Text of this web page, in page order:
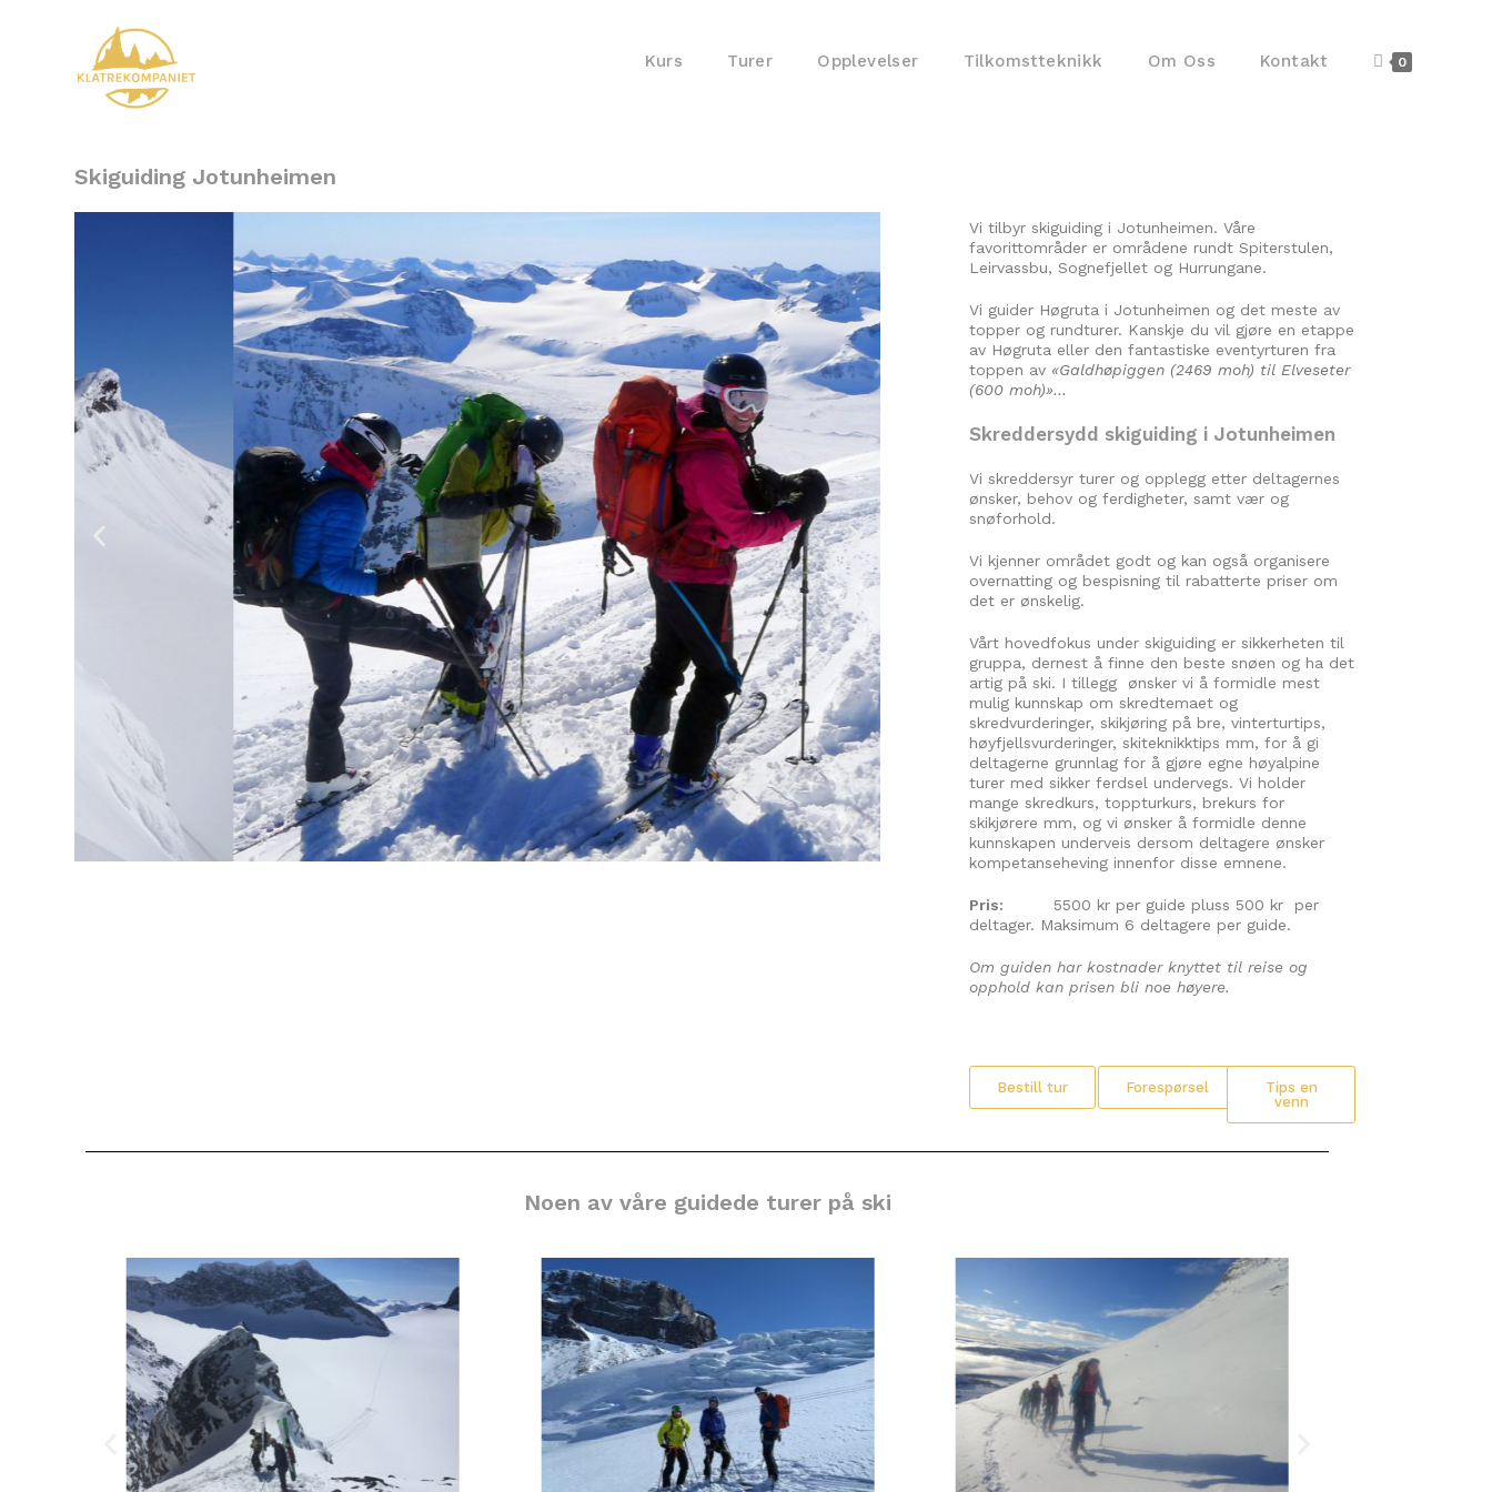
Kurs Turer Opplevelser Tilkomstteknikk Om Oss Kontakt 0
Skiguiding Jotunheimen
Vi tilbyr skiguiding i Jotunheimen. Våre
favorittområder er områdene rundt Spiterstulen,
Leirvassbu, Sognefjellet og Hurrungane.
Vi guider Høgruta i Jotunheimen og det meste av
topper og rundturer. Kanskje du vil gjøre en etappe
av Høgruta eller den fantastiske eventyrturen fra
toppen av «Galdhøpiggen (2469 moh) til Elveseter
(600 moh)»…
Skreddersydd skiguiding i Jotunheimen
Vi skreddersyr turer og opplegg etter deltagernes
ønsker, behov og ferdigheter, samt vær og
snøforhold.
Vi kjenner området godt og kan også organisere
overnatting og bespisning til rabatterte priser om
det er ønskelig.
Vårt hovedfokus under skiguiding er sikkerheten til
gruppa, dernest å finne den beste snøen og ha det
artig på ski. I tillegg ønsker vi å formidle mest
mulig kunnskap om skredtemaet og
skredvurderinger, skikjøring på bre, vinterturtips,
høyfjellsvurderinger, skiteknikktips mm, for å gi
deltagerne grunnlag for å gjøre egne høyalpine
turer med sikker ferdsel undervegs. Vi holder
mange skredkurs, toppturkurs, brekurs for
skikjørere mm, og vi ønsker å formidle denne
kunnskapen underveis dersom deltagere ønsker
kompetanseheving innenfor disse emnene.
Pris: 5500 kr per guide pluss 500 kr per
deltager. Maksimum 6 deltagere per guide.
Om guiden har kostnader knyttet til reise og
opphold kan prisen bli noe høyere.
Bestill tur Forespørsel
Tips en
venn
Noen av våre guidede turer på ski